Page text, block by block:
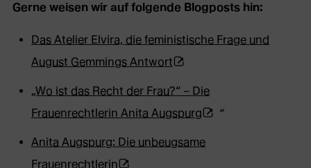
Gerne weisen wir auf folgende Blogposts hin:
Das Atelier Elvira, die feministische Frage und
August Gemmings Antwort(Öffnet
externe
Webseite
neuem
„Wo ist das Recht der Frau?“ – Die
Frauenrechtlerin Anita Augspurg(Öffnet
“
Anita Augspurg: Die unbeugsame
Frauenrechtlerin(Öffnet